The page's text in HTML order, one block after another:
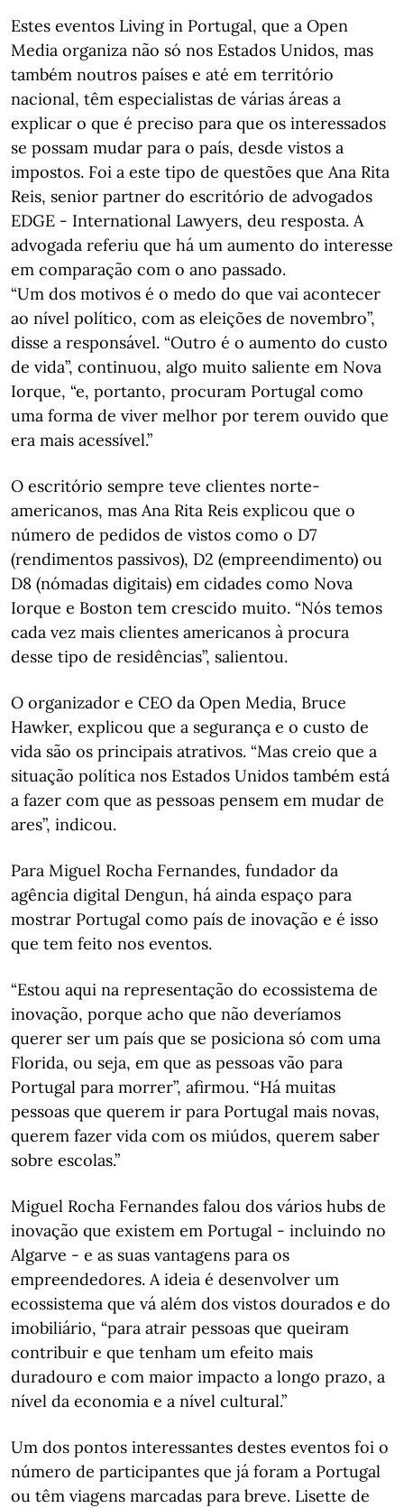
Estes eventos Living in Portugal, que a Open
Media organiza não só nos Estados Unidos, mas
também noutros países e até em território
nacional, têm especialistas de várias áreas a
explicar o que é preciso para que os interessados
se possam mudar para o país, desde vistos a
impostos. Foi a este tipo de questões que Ana Rita
Reis, senior partner do escritório de advogados
EDGE - International Lawyers, deu resposta. A
advogada referiu que há um aumento do interesse
em comparação com o ano passado.
“Um dos motivos é o medo do que vai acontecer
ao nível político, com as eleições de novembro”,
disse a responsável. “Outro é o aumento do custo
de vida”, continuou, algo muito saliente em Nova
Iorque, “e, portanto, procuram Portugal como
uma forma de viver melhor por terem ouvido que
era mais acessível.”
O escritório sempre teve clientes norte-
americanos, mas Ana Rita Reis explicou que o
número de pedidos de vistos como o D7
(rendimentos passivos), D2 (empreendimento) ou
D8 (nómadas digitais) em cidades como Nova
Iorque e Boston tem crescido muito. “Nós temos
cada vez mais clientes americanos à procura
desse tipo de residências”, salientou.
O organizador e CEO da Open Media, Bruce
Hawker, explicou que a segurança e o custo de
vida são os principais atrativos. “Mas creio que a
situação política nos Estados Unidos também está
a fazer com que as pessoas pensem em mudar de
ares”, indicou.
Para Miguel Rocha Fernandes, fundador da
agência digital Dengun, há ainda espaço para
mostrar Portugal como país de inovação e é isso
que tem feito nos eventos.
“Estou aqui na representação do ecossistema de
inovação, porque acho que não deveríamos
querer ser um país que se posiciona só com uma
Florida, ou seja, em que as pessoas vão para
Portugal para morrer”, afirmou. “Há muitas
pessoas que querem ir para Portugal mais novas,
querem fazer vida com os miúdos, querem saber
sobre escolas.”
Miguel Rocha Fernandes falou dos vários hubs de
inovação que existem em Portugal - incluindo no
Algarve - e as suas vantagens para os
empreendedores. A ideia é desenvolver um
ecossistema que vá além dos vistos dourados e do
imobiliário, “para atrair pessoas que queiram
contribuir e que tenham um efeito mais
duradouro e com maior impacto a longo prazo, a
nível da economia e a nível cultural.”
Um dos pontos interessantes destes eventos foi o
número de participantes que já foram a Portugal
ou têm viagens marcadas para breve. Lisette de